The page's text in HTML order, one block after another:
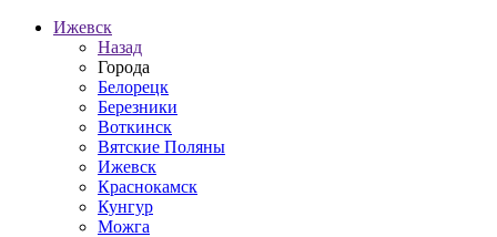
Ижевск
Назад
Города
Белорецк
Березники
Воткинск
Вятские Поляны
Ижевск
Краснокамск
Кунгур
Можга